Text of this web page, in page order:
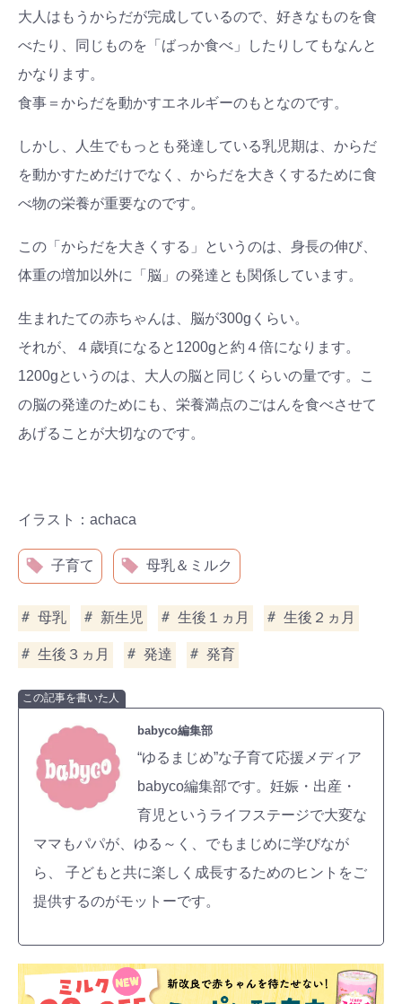
大人はもうからだが完成しているので、好きなものを食
べたり、同じものを「ばっか食べ」したりしてもなんと
かなります。
食事＝からだを動かすエネルギーのもとなのです。
しかし、人生でもっとも発達している乳児期は、からだ
を動かすためだけでなく、からだを大きくするために食
べ物の栄養が重要なのです。
この「からだを大きくする」というのは、身長の伸び、
体重の増加以外に「脳」の発達とも関係しています。
生まれたての赤ちゃんは、脳が300gくらい。
それが、４歳頃になると1200gと約４倍になります。
1200gというのは、大人の脳と同じくらいの量です。こ
の脳の発達のためにも、栄養満点のごはんを食べさせて
あげることが大切なのです。
イラスト：achaca
子育て 母乳＆ミルク
母乳 新生児 生後１ヵ月 生後２ヵ月
生後３ヵ月 発達 発育
この記事を書いた人
babyco編集部
“ゆるまじめ”な子育て応援メディア
babyco編集部です。妊娠・出産・
育児というライフステージで大変な
ママもパパが、ゆる～く、でもまじめに学びなが
ら、 子どもと共に楽しく成長するためのヒントをご
提供するのがモットーです。